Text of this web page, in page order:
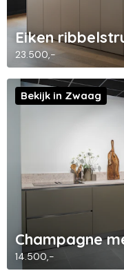
Eiken
23.500,-
Champagne
14.500,-
Bekijk in Zwaag